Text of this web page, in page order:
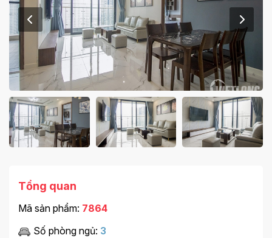
Tổng quan
Mã sản phẩm: 7864
Số phòng ngủ: 3